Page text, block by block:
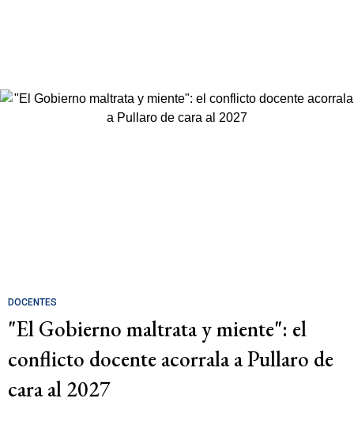
DOCENTES
"El Gobierno maltrata y miente": el
conflicto docente acorrala a Pullaro de
cara al 2027